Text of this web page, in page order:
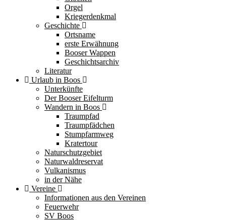
Orgel
Kriegerdenkmal
Geschichte
Ortsname
erste Erwähnung
Booser Wappen
Geschichtsarchiv
Literatur
Urlaub in Boos
Unterkünfte
Der Booser Eifelturm
Wandern in Boos
Traumpfad
Traumpfädchen
Stumpfarmweg
Kratertour
Naturschutzgebiet
Naturwaldreservat
Vulkanismus
in der Nähe
Vereine
Informationen aus den Vereinen
Feuerwehr
SV Boos